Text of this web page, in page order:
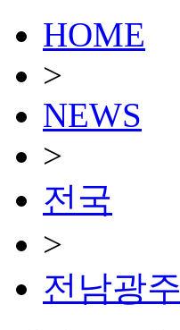
HOME
>
NEWS
>
전국
>
전남광주